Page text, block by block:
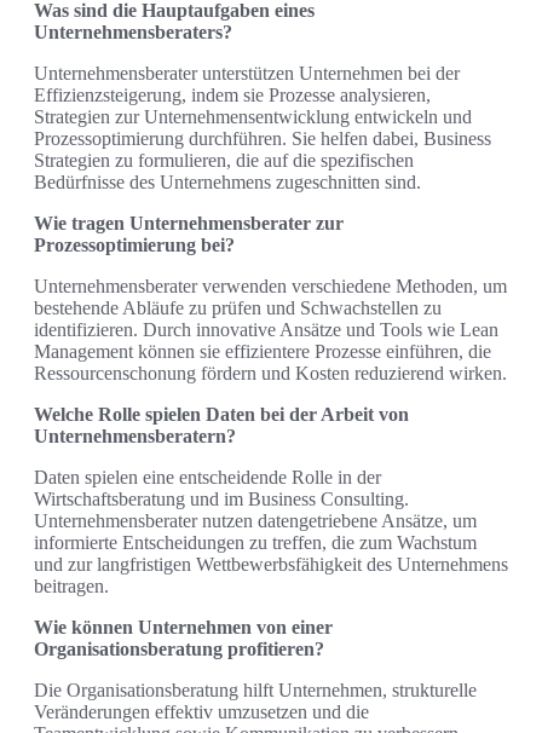
Was sind die Hauptaufgaben eines
Unternehmensberaters?
Unternehmensberater unterstützen Unternehmen bei der
Effizienzsteigerung, indem sie Prozesse analysieren,
Strategien zur Unternehmensentwicklung entwickeln und
Prozessoptimierung durchführen. Sie helfen dabei, Business
Strategien zu formulieren, die auf die spezifischen
Bedürfnisse des Unternehmens zugeschnitten sind.
Wie tragen Unternehmensberater zur
Prozessoptimierung bei?
Unternehmensberater verwenden verschiedene Methoden, um
bestehende Abläufe zu prüfen und Schwachstellen zu
identifizieren. Durch innovative Ansätze und Tools wie Lean
Management können sie effizientere Prozesse einführen, die
Ressourcenschonung fördern und Kosten reduzierend wirken.
Welche Rolle spielen Daten bei der Arbeit von
Unternehmensberatern?
Daten spielen eine entscheidende Rolle in der
Wirtschaftsberatung und im Business Consulting.
Unternehmensberater nutzen datengetriebene Ansätze, um
informierte Entscheidungen zu treffen, die zum Wachstum
und zur langfristigen Wettbewerbsfähigkeit des Unternehmens
beitragen.
Wie können Unternehmen von einer
Organisationsberatung profitieren?
Die Organisationsberatung hilft Unternehmen, strukturelle
Veränderungen effektiv umzusetzen und die